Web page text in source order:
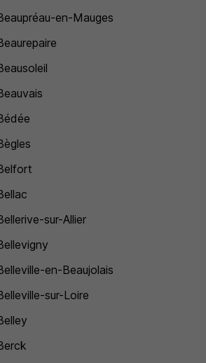
en-Mauges
sur-Allier
en-Beaujolais
sur-Loire